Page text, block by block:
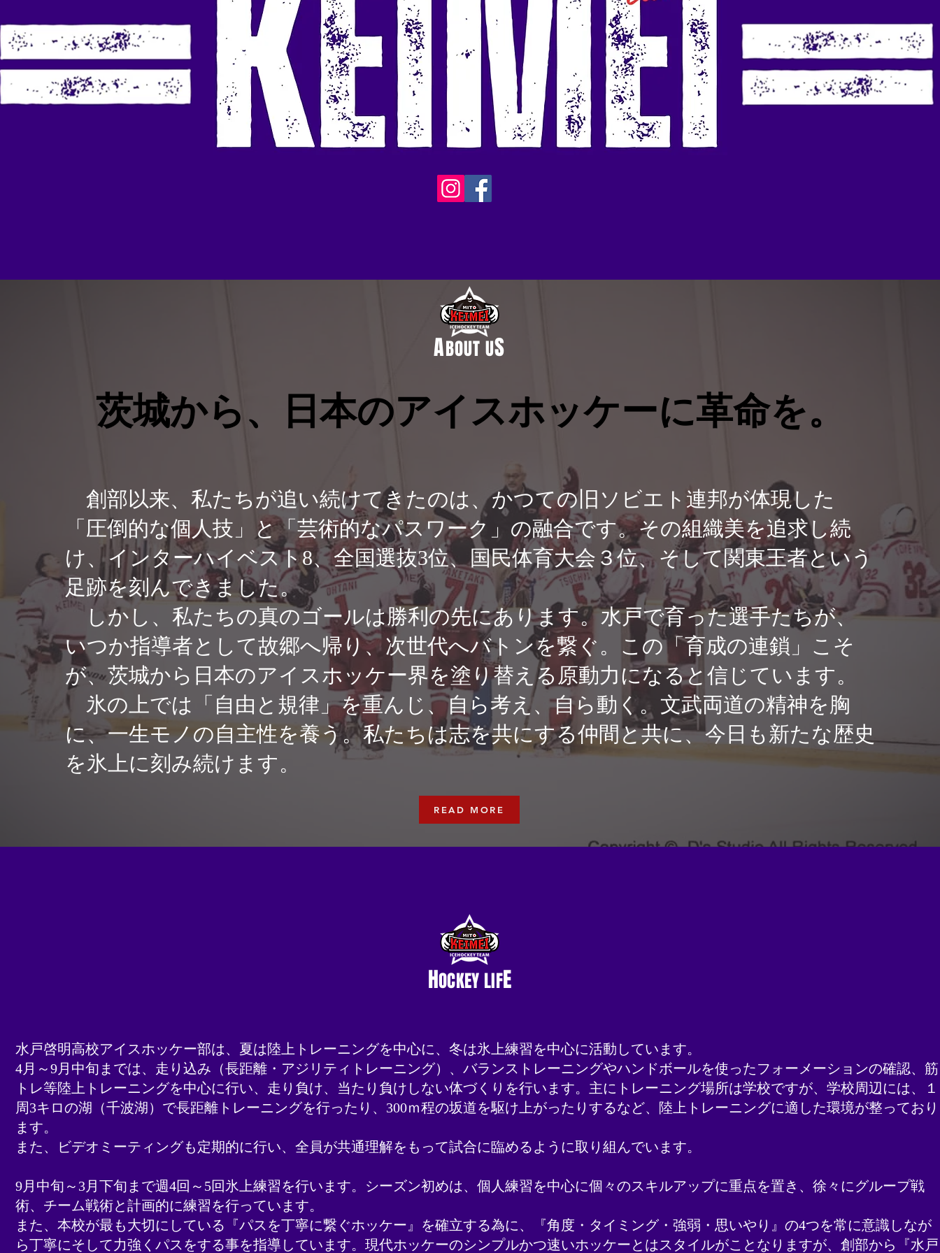
ABOUT US
茨城から、日本のアイスホッケーに革命を。
茨城から、日本のアイスホッケーに革命を。
創部以来、私たちが追い続けてきたのは、かつての旧ソビエト連邦が体現した
「圧倒的な個人技」と「芸術的なパスワーク」の融合です。その組織美を追求し続
け、インターハイベスト8、全国選抜3位、国民体育大会３位、そして関東王者という
足跡を刻んできました。
しかし、私たちの真のゴールは勝利の先にあります。水戸で育った選手たちが、
いつか指導者として故郷へ帰り、次世代へバトンを繋ぐ。この「育成の連鎖」こそ
が、茨城から日本のアイスホッケー界を塗り替える原動力になると信じています。
氷の上では「自由と規律」を重んじ、自ら考え、自ら動く。文武両道の精神を胸
に、一生モノの自主性を養う。私たちは志を共にする仲間と共に、今日も新たな歴史
を氷上に刻み続けます。
READ MORE
HOCKEY LIFE
水戸啓明高校アイスホッケー部は、夏は陸上トレーニングを中心に、冬は氷上練習を中心に活動しています。​
4月～9月中旬までは、走り込み（長距離・アジリティトレーニング）、バランストレーニングやハンドボールを使ったフォーメーションの確認、筋
トレ等陸上トレーニングを中心に行い、走り負け、当たり負けしない体づくりを行います。主にトレーニング場所は学校ですが、学校周辺には、１
周3キロの湖（千波湖）で長距離トレーニングを行ったり、300ｍ程の坂道を駆け上がったりするなど、陸上トレーニングに適した環境が整っており
ます。​​​​​​​​
また、ビデオミーティングも定期的に行い、全員が共通理解をもって試合に臨めるように取り組んでいます。​
9月中旬～3月下旬まで週4回～5回氷上練習を行います。シーズン初めは、個人練習を中心に個々のスキルアップに重点を置き、徐々にグループ戦
術、チーム戦術と計画的に練習を行っています。
また、本校が最も大切にしている『パスを丁寧に繋ぐホッケー』を確立する為に、『角度・タイミング・強弱・思いやり』の4つを常に意識しなが
ら丁寧にそして力強くパスをする事を指導しています。現代ホッケーのシンプルかつ速いホッケーとはスタイルがことなりますが、創部から『水戸